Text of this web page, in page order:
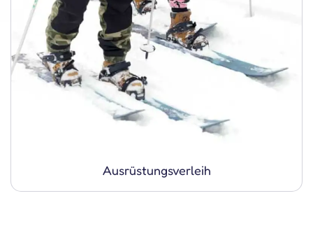
Ausrüstungs­verleih